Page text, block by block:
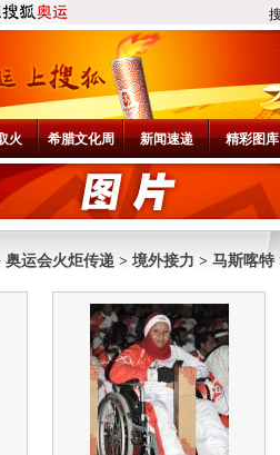
火 希腊文化周 新闻速递 精彩图库
奥运会火炬传递 > 境外接力 > 马斯喀特